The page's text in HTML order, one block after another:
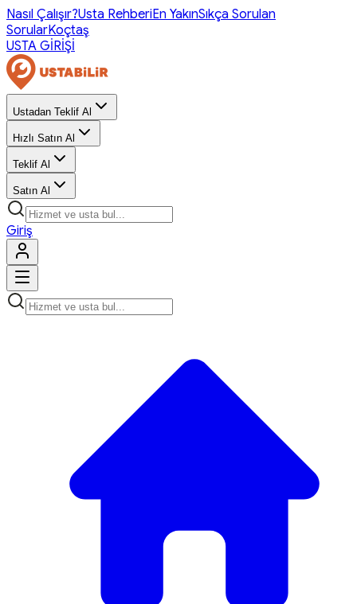
Nasıl Çalışır?Usta RehberiEn YakınSıkça Sorulan
SorularKoçtaş
USTA GİRİŞİ
Ustadan Teklif Al
Hızlı Satın Al
Teklif Al
Satın Al
Giriş